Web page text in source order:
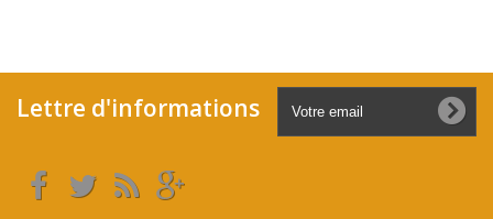
Lettre d'informations